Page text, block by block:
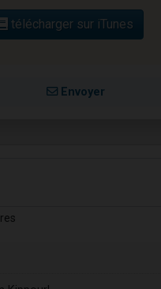
télécharger sur iTunes
Envoyer